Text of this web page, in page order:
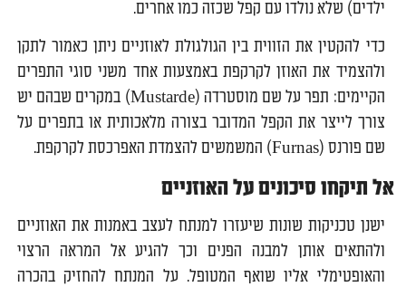
ילדים) שלא נולדו עם קפל שכזה כמו אחרים.
כדי להקטין את הזווית בין הגולגולת לאוזניים ניתן כאמור לתקן
ולהצמיד את האוזן לקרקפת באמצעות אחד משני סוגי התפרים
הקיימים: תפר על שם מוסטרדה (Mustarde) במקרים שבהם יש
צורך לייצר את הקפל המדובר בצורה מלאכותית או בתפרים על
שם פורנס (Furnas) המשמשים להצמדת האפרכסת לקרקפת.
אל תיקחו סיכונים על האוזניים
ישנן טכניקות שונות שיעזרו למנתח לעצב באמנות את האוזניים
ולהתאים אותן למבנה הפנים וכך להגיע אל המראה הרצוי
והאופטימלי אליו שואף המטופל. על המנתח להחזיק בהכרה